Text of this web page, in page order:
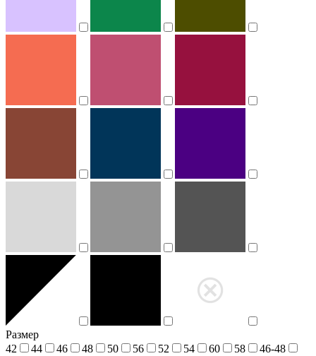
Размер
42
44 46 48 50 56 52 54 60 58
46-48